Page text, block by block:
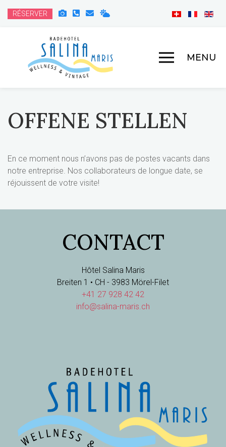
RÉSERVER
MENU
OFFENE STELLEN
En ce moment nous n’avons pas de postes vacants dans
notre entreprise. Nos collaborateurs de longue date, se
réjouissent de votre visite!
CONTACT
Hôtel Salina Maris
Breiten 1 • CH - 3983 Mörel-Filet
+41 27 928 42 42
info@salina-maris.ch